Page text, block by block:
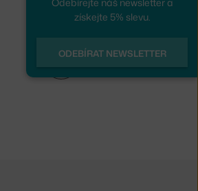
získejte 5% slevu.
ODEBÍRAT NEWSLETTER
Instagram